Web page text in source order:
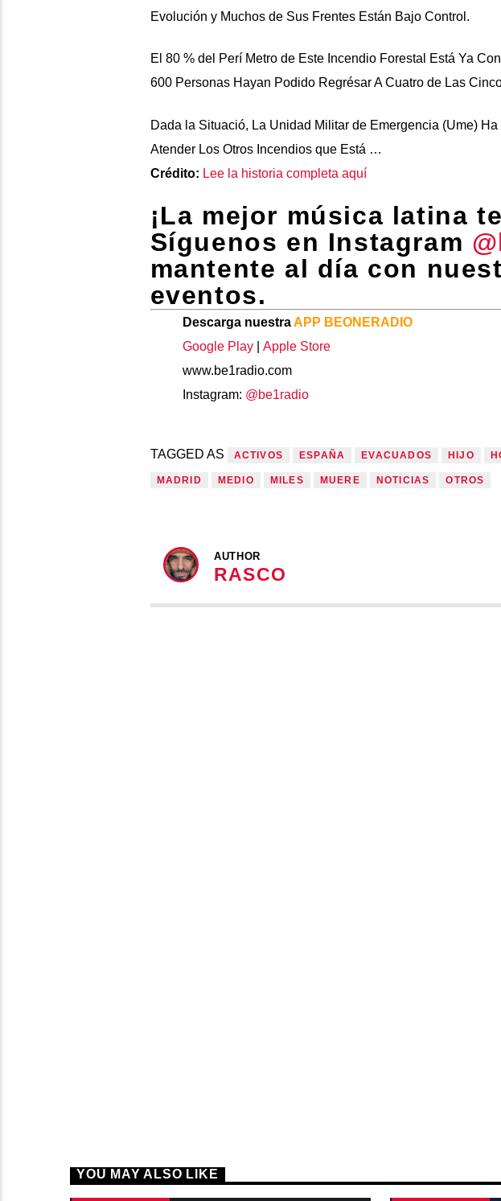
Evolución y Muchos de Sus Frentes Están Bajo Control.
El 80 % del Perí Metro de Este Incendio Forestal Está Ya
600 Personas Hayan Podido Regrésar A Cuatro de Las
Dada la Situació, La Unidad Militar de Emergencia (Ume)
Atender Los Otros Incendios que Está …
Crédito: Lee la historia completa aquí
¡La mejor música latina
Síguenos en Instagram
mantente al día con
eventos.
Descarga nuestraAPP BEONERADIO
Google Play| Apple Store
www.be1radio.com
Instagram: @be1radio
TAGGED AS ACTIVOS ESPAÑA EVACUADOS HIJO
MADRID MEDIO MILES MUERE NOTICIAS OTROS
AUTHOR
RASCO
YOU MAY ALSO LIKE